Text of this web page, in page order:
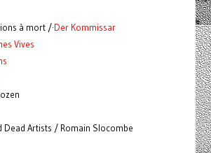
à mort /·Der Kommissar
Vives
Dead Artists / Romain Slocombe